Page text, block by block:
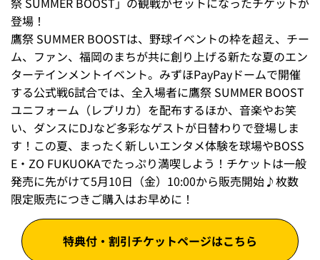
登場！
鷹祭 SUMMER BOOSTは、野球イベントの枠を超え、チー
ム、ファン、福岡のまちが共に創り上げる新たな夏のエン
ターテインメントイベント。みずほPayPayドームで開催
する公式戦6試合では、全入場者に鷹祭 SUMMER BOOST
ユニフォーム（レプリカ）を配布するほか、音楽やお笑
い、ダンスにDJなど多彩なゲストが日替わりで登場しま
す！この夏、まったく新しいエンタメ体験を球場やBOSS
E・ZO FUKUOKAでたっぷり満喫しよう！チケットは一般
発売に先がけて5月10日（金）10:00から販売開始♪枚数
限定販売につきご購入はお早めに！
特典付・割引チケットページはこちら